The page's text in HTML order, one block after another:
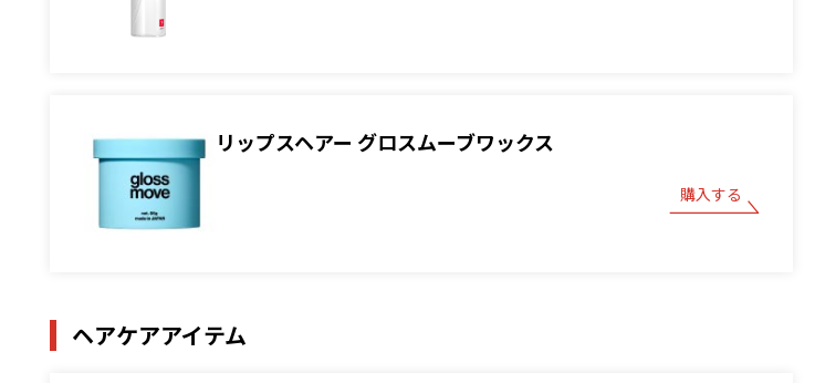
リップスヘアー グロスムーブワックス
購入する
ヘアケアアイテム